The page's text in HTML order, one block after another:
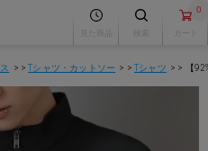
0
Tシャツ・カットソー Tシャツ 【